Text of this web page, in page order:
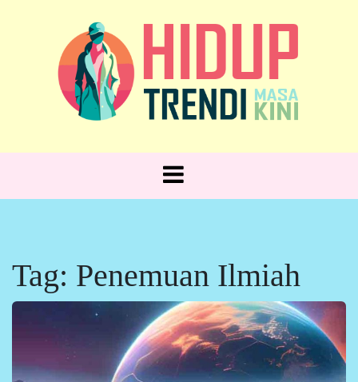
HIDUP
TRENDI
Tag: Penemuan Ilmiah